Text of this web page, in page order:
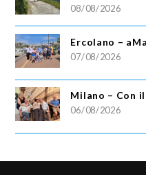
08/08/2026
Ercolano –
07/08/2026
Milano – Con
06/08/2026